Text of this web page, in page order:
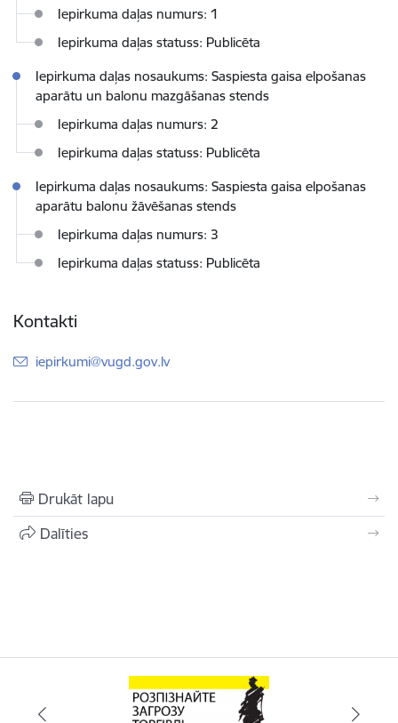
Iepirkuma daļas numurs: 1
Iepirkuma daļas statuss: Publicēta
Iepirkuma daļas nosaukums: Saspiesta gaisa elpošanas
aparātu un balonu mazgāšanas stends
Iepirkuma daļas numurs: 2
Iepirkuma daļas statuss: Publicēta
Iepirkuma daļas nosaukums: Saspiesta gaisa elpošanas
aparātu balonu žāvēšanas stends
Iepirkuma daļas numurs: 3
Iepirkuma daļas statuss: Publicēta
Kontakti
E-pasts:
iepirkumi@vugd.gov.lv
Drukāt lapu
Dalīties